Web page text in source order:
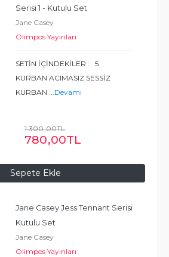
Sepete Ekle
Serisi 1 - Kutulu Set
Jane Casey
Olimpos Yayınları
SETİN İÇİNDEKİLER : 5.
KURBAN ACIMASIZ SESSİZ
KURBAN...Devamı
1.300,00TL
780,00TL
Jane Casey Jess Tennant Serisi
Kutulu Set
Jane Casey
Olimpos Yayınları